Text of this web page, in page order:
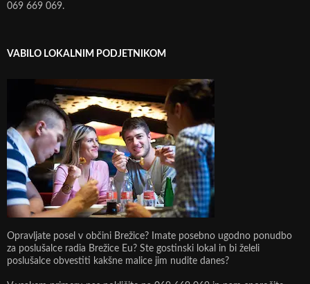
069 669 069.
VABILO LOKALNIM PODJETNIKOM
Opravljate posel v občini Brežice? Imate posebno ugodno ponudbo
za poslušalce radia Brežice Eu? Ste gostinski lokal in bi želeli
poslušalce obvestiti kakšne malice jim nudite danes?